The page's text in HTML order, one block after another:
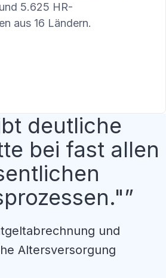
5.625 HR-
aus 16 Ländern.
deutliche
bei fast allen
und
Altersversorgung